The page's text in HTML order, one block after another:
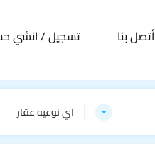
أتصل بنا تسجيل / انشي
اي نوعيه عقار